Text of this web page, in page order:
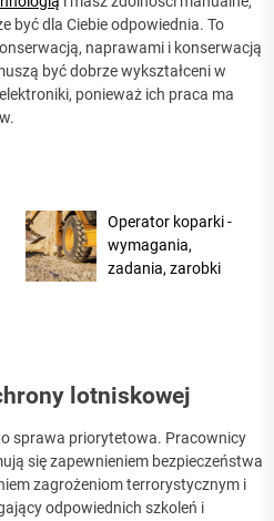
być dla Ciebie odpowiednia. To
naprawami i konserwacją
być dobrze wykształceni w
ponieważ ich praca ma
Operator koparki -
wymagania,
zadania, zarobki
lotniskowej
sprawa priorytetowa. Pracownicy
się zapewnieniem bezpieczeństwa
zagrożeniom terrorystycznym i
odpowiednich szkoleń i